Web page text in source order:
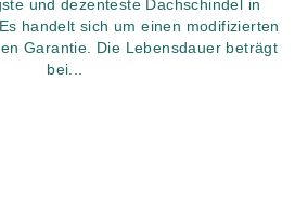
und dezenteste Dachschindel in
handelt sich um einen modifizierten
Garantie. Die Lebensdauer beträgt
bei...